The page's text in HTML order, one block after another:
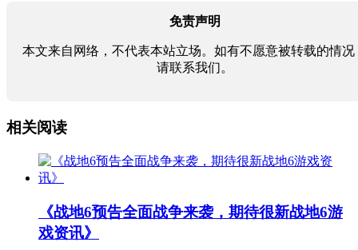
免责声明
本文来自网络，不代表本站立场。如有不愿意被转载的情况
请联系我们。
相关阅读
《战地6预告全面战争来袭，期待很新战地6游
戏资讯》